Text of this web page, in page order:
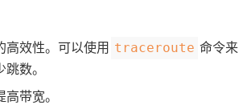
高效性。可以使用​ ​traceroute​ ​命令来
数。
带宽。